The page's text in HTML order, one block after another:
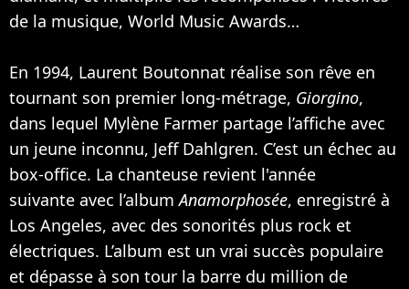
de la musique, World Music Awards…
En 1994, Laurent Boutonnat réalise son rêve en
tournant son premier long-métrage, Giorgino,
dans lequel Mylène Farmer partage l’affiche avec
un jeune inconnu, Jeff Dahlgren. C’est un échec au
box-office. La chanteuse revient l'année
suivante avec l’albumAnamorphosée, enregistré à
Los Angeles, avec des sonorités plus rock et
électriques. L’album est un vrai succès populaire
et dépasse à son tour la barre du million de